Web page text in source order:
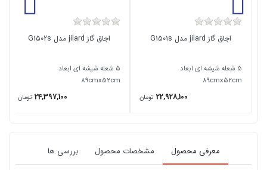
اجاق گاز jilard مدل G1501s
5 شعله شیشه ای ابعاد
89cmx52cm
22,928,100 تومان
اجاق گاز jilard مدل G1502s
5 شعله شیشه ای ابعاد
89cmx52cm
24,397,100 تومان
معرفی محصول مشخصات محصول بررسی ها